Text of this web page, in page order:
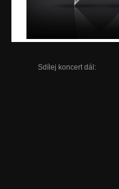
Sdílej koncert dál: